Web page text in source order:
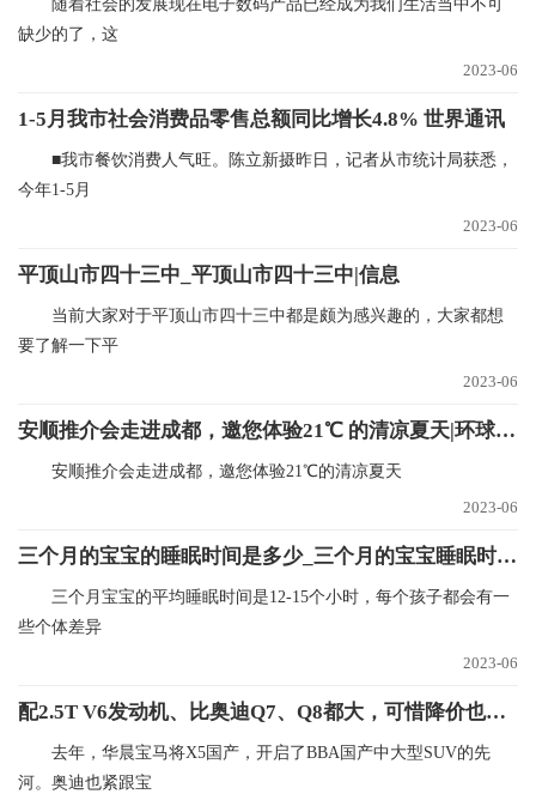
随着社会的发展现在电子数码产品已经成为我们生活当中不可
缺少的了，这
2023-06
1-5月我市社会消费品零售总额同比增长4.8% 世界通讯
■我市餐饮消费人气旺。陈立新摄昨日，记者从市统计局获悉，
今年1-5月
2023-06
平顶山市四十三中_平顶山市四十三中|信息
当前大家对于平顶山市四十三中都是颇为感兴趣的，大家都想
要了解一下平
2023-06
安顺推介会走进成都，邀您体验21℃ 的清凉夏天|环球微资讯
安顺推介会走进成都，邀您体验21℃的清凉夏天
2023-06
三个月的宝宝的睡眠时间是多少_三个月的宝宝睡眠时间是多少正常
三个月宝宝的平均睡眠时间是12-15个小时，每个孩子都会有一
些个体差异
2023-06
配2.5T V6发动机、比奥迪Q7、Q8都大，可惜降价也卖不动，带你看Q6
去年，华晨宝马将X5国产，开启了BBA国产中大型SUV的先
河。奥迪也紧跟宝